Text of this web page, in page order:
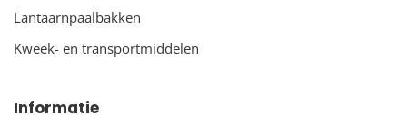
Lantaarnpaalbakken
Kweek- en transportmiddelen
Informatie